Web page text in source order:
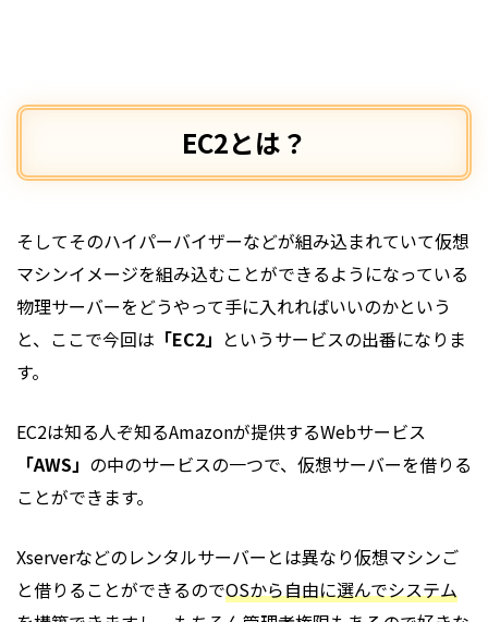
EC2とは？
そしてそのハイパーバイザーなどが組み込まれていて仮想
マシンイメージを組み込むことができるようになっている
物理サーバーをどうやって手に入れればいいのかという
と、ここで今回は 「EC2」 というサービスの出番になりま
す。
EC2は知る人ぞ知るAmazonが提供するWebサービス
「AWS」 の中のサービスの一つで、仮想サーバーを借りる
ことができます。
Xserverなどのレンタルサーバーとは異なり仮想マシンご
と借りることができるのでOSから自由に選んでシステム